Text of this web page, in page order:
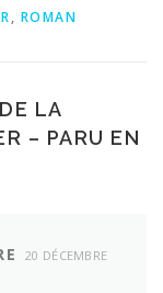
, ROMAN
LA
– PARU EN
20 DÉCEMBRE